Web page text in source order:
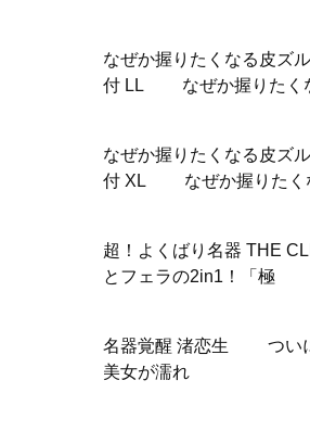
なぜか握りたくなる皮ズ
付 LL なぜか握りたく
なぜか握りたくなる皮ズ
付 XL なぜか握りたく
超！よくばり名器 THE
とフェラの2in1！「極
名器覚醒 渚恋生 つい
美女が濡れ